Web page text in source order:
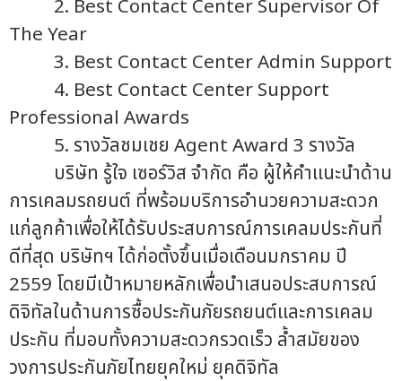
2. Best Contact Center Supervisor Of
The Year
3. Best Contact Center Admin Support
4. Best Contact Center Support
Professional Awards
5. รางวัลชมเชย Agent Award 3 รางวัล
บริษัท รู้ใจ เซอร์วิส จำกัด คือ ผู้ให้คำแนะนำด้าน
การเคลมรถยนต์ ที่พร้อมบริการอำนวยความสะดวก
แก่ลูกค้าเพื่อให้ได้รับประสบการณ์การเคลมประกันที่
ดีที่สุด บริษัทฯ ได้ก่อตั้งขึ้นเมื่อเดือนมกราคม ปี
2559 โดยมีเป้าหมายหลักเพื่อนำเสนอประสบการณ์
ดิจิทัลในด้านการซื้อประกันภัยรถยนต์และการเคลม
ประกัน ที่มอบทั้งความสะดวกรวดเร็ว ล้ำสมัยของ
วงการประกันภัยไทยยุคใหม่ ยุคดิจิทัล